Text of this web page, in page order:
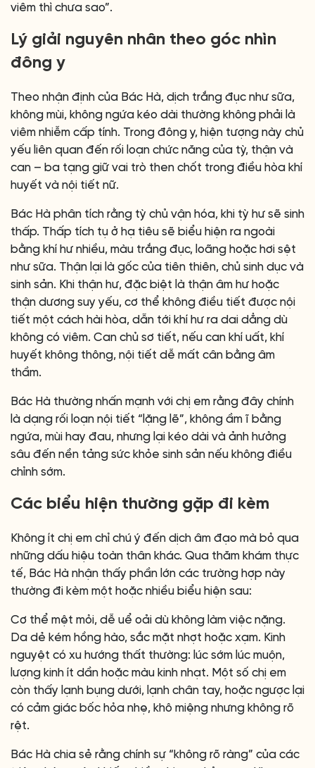
viêm thì chưa sao”.
Lý giải nguyên nhân theo góc nhìn
đông y
Theo nhận định của Bác Hà, dịch trắng đục như sữa,
không mùi, không ngứa kéo dài thường không phải là
viêm nhiễm cấp tính. Trong đông y, hiện tượng này chủ
yếu liên quan đến rối loạn chức năng của tỳ, thận và
can – ba tạng giữ vai trò then chốt trong điều hòa khí
huyết và nội tiết nữ.
Bác Hà phân tích rằng tỳ chủ vận hóa, khi tỳ hư sẽ sinh
thấp. Thấp tích tụ ở hạ tiêu sẽ biểu hiện ra ngoài
bằng khí hư nhiều, màu trắng đục, loãng hoặc hơi sệt
như sữa. Thận lại là gốc của tiên thiên, chủ sinh dục và
sinh sản. Khi thận hư, đặc biệt là thận âm hư hoặc
thận dương suy yếu, cơ thể không điều tiết được nội
tiết một cách hài hòa, dẫn tới khí hư ra dai dẳng dù
không có viêm. Can chủ sơ tiết, nếu can khí uất, khí
huyết không thông, nội tiết dễ mất cân bằng âm
thầm.
Bác Hà thường nhấn mạnh với chị em rằng đây chính
là dạng rối loạn nội tiết “lặng lẽ”, không ầm ĩ bằng
ngứa, mùi hay đau, nhưng lại kéo dài và ảnh hưởng
sâu đến nền tảng sức khỏe sinh sản nếu không điều
chỉnh sớm.
Các biểu hiện thường gặp đi kèm
Không ít chị em chỉ chú ý đến dịch âm đạo mà bỏ qua
những dấu hiệu toàn thân khác. Qua thăm khám thực
tế, Bác Hà nhận thấy phần lớn các trường hợp này
thường đi kèm một hoặc nhiều biểu hiện sau:
Cơ thể mệt mỏi, dễ uể oải dù không làm việc nặng.
Da dẻ kém hồng hào, sắc mặt nhợt hoặc xạm. Kinh
nguyệt có xu hướng thất thường: lúc sớm lúc muộn,
lượng kinh ít dần hoặc màu kinh nhạt. Một số chị em
còn thấy lạnh bụng dưới, lạnh chân tay, hoặc ngược lại
có cảm giác bốc hỏa nhẹ, khô miệng nhưng không rõ
rệt.
Bác Hà chia sẻ rằng chính sự “không rõ ràng” của các